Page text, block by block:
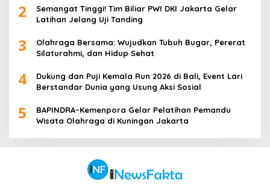
2
Semangat Tinggi! Tim Biliar PWI DKI Jakarta Gelar
Latihan Jelang Uji Tanding
3
Olahraga Bersama: Wujudkan Tubuh Bugar, Pererat
Silaturahmi, dan Hidup Sehat
4
Dukung dan Puji Kemala Run 2026 di Bali, Event Lari
Berstandar Dunia yang Usung Aksi Sosial
5
BAPINDRA–Kemenpora Gelar Pelatihan Pemandu
Wisata Olahraga di Kuningan Jakarta